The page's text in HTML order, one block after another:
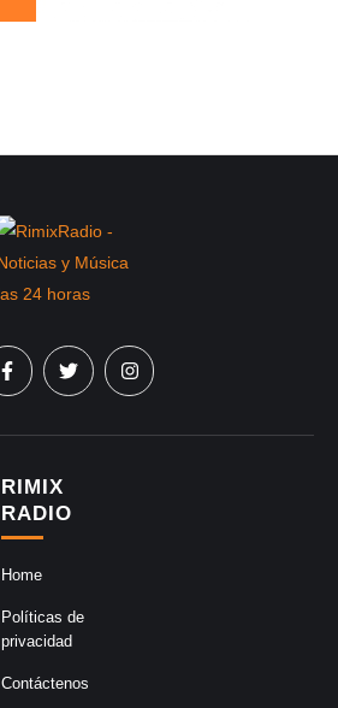
RIMIX
RADIO
Home
Políticas de
privacidad
Contáctenos